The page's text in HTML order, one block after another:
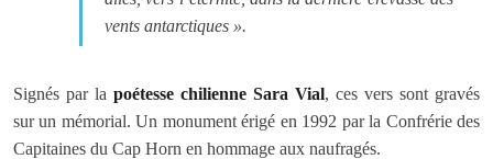
vents antarctiques ».
Signés par la poétesse chilienne Sara Vial, ces vers sont gravés
sur un mémorial. Un monument érigé en 1992 par la Confrérie des
Capitaines du Cap Horn en hommage aux naufragés.